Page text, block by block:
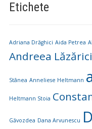
Etichete
Adriana Drăghici Aida Petrea
Andreea
Stânea Anneliese Heltmann
Heltmann Stoia
Găvozdea Dana Arvunescu